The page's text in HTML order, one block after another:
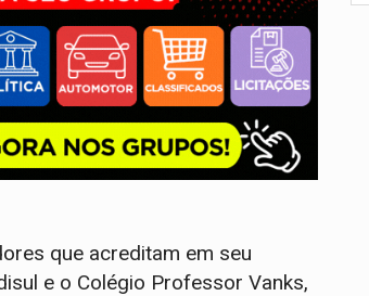
que acreditam em seu
e o Colégio Professor Vanks,